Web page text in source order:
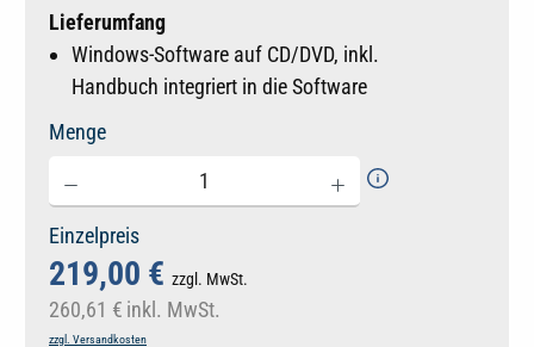
Lieferumfang
Windows-Software auf CD/DVD, inkl.
Handbuch integriert in die Software
Menge
Einzelpreis
219,00 € zzgl. MwSt.
260,61 € inkl. MwSt.
zzgl. Versandkosten